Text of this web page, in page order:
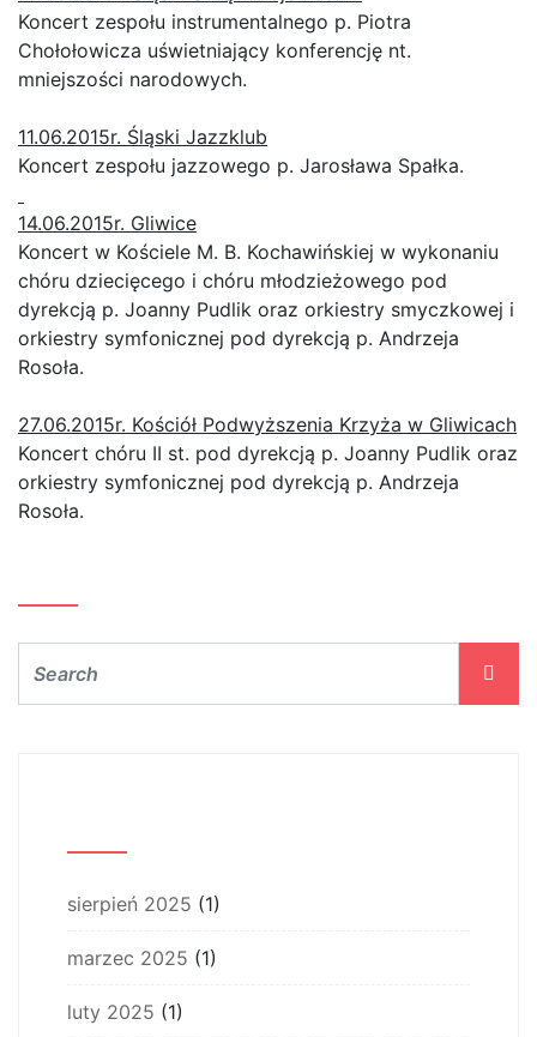
Koncert zespołu instrumentalnego p. Piotra
Chołołowicza uświetniający konferencję nt.
mniejszości narodowych.
11.06.2015r. Śląski Jazzklub
Koncert zespołu jazzowego p. Jarosława Spałka.
14.06.2015r. Gliwice
Koncert w Kościele M. B. Kochawińskiej w wykonaniu
chóru dziecięcego i chóru młodzieżowego pod
dyrekcją p. Joanny Pudlik oraz orkiestry smyczkowej i
orkiestry symfonicznej pod dyrekcją p. Andrzeja
Rosoła.
27.06.2015r. Kościół Podwyższenia Krzyża w Gliwicach
Koncert chóru II st. pod dyrekcją p. Joanny Pudlik oraz
orkiestry symfonicznej pod dyrekcją p. Andrzeja
Rosoła.
sierpień 2025 (1)
marzec 2025 (1)
luty 2025 (1)